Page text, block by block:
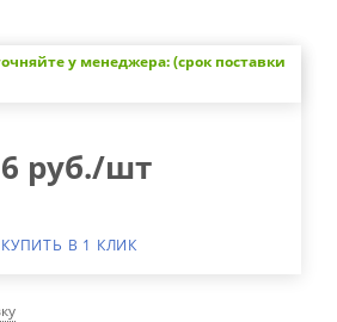
у менеджера: (срок поставки
руб./шт
КУПИТЬ В 1 КЛИК